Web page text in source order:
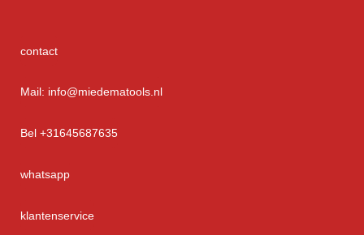
contact
Mail: info@miedematools.nl
Bel +31645687635
whatsapp
klantenservice